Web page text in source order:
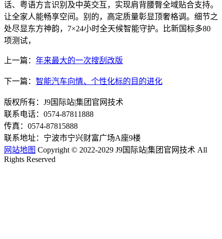
话、粤语方言识别及中英交互，实现肩背腰臀全域贴合支持。
让全家人能畅享空间。别的，高定质量彰显顶奢格调。细节之
处尽显东方神韵，7×24小时全天候智能守护。比新国标多80
项测试，
上一篇： 年来最大的一次搜刮改版
下一篇： 智能汽车向情、个性化标的目的进化
版权所有：J9国际站|集团官网技术
联系电话：0574-87811888
传真：0574-87815888
联系地址：宁波市宁兴财富广场A座9楼
网站地图 Copyright © 2022-2029 J9国际站|集团官网技术 All
Rights Reserved